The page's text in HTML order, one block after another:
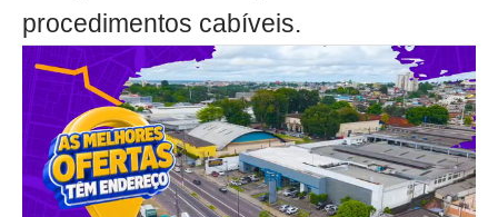
procedimentos cabíveis.